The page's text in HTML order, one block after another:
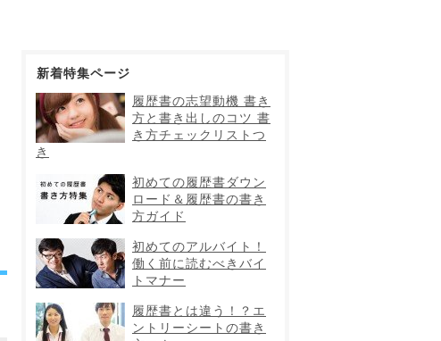
新着特集ページ
履歴書の志望動機 書き
方と書き出しのコツ 書
き方チェックリストつ
き
初めての履歴書ダウン
ロード＆履歴書の書き
方ガイド
初めてのアルバイト！
働く前に読むべきバイ
トマナー
履歴書とは違う！？エ
ントリーシートの書き